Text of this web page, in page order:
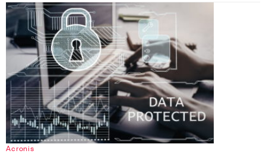
Acronis